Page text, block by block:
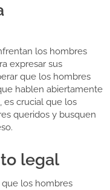
los hombres
expresar sus
que los hombres
hablen abiertamente
es crucial que los
queridos y busquen
legal
los hombres